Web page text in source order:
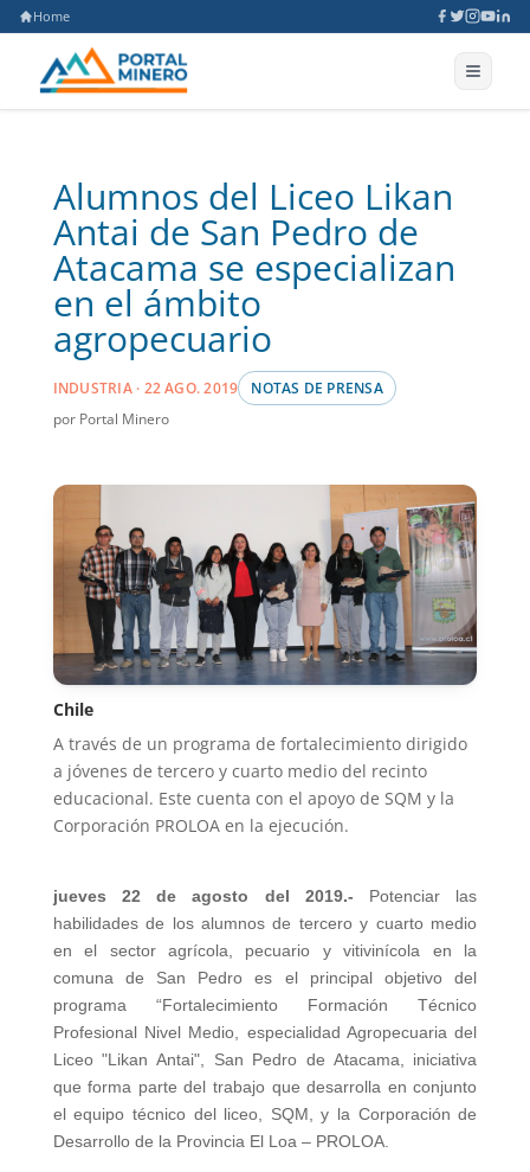
Home
Alumnos del Liceo Likan
Antai de San Pedro de
Atacama se especializan
en el ámbito
agropecuario
INDUSTRIA · 22 AGO. 2019 NOTAS DE PRENSA
por Portal Minero
Chile
A través de un programa de fortalecimiento dirigido
a jóvenes de tercero y cuarto medio del recinto
educacional. Este cuenta con el apoyo de SQM y la
Corporación PROLOA en la ejecución.
jueves 22 de agosto del 2019.- Potenciar las
habilidades de los alumnos de tercero y cuarto medio
en el sector agrícola, pecuario y vitivinícola en la
comuna de San Pedro es el principal objetivo del
programa “Fortalecimiento Formación Técnico
Profesional Nivel Medio, especialidad Agropecuaria del
Liceo "Likan Antai", San Pedro de Atacama, iniciativa
que forma parte del trabajo que desarrolla en conjunto
el equipo técnico del liceo, SQM, y la Corporación de
Desarrollo de la Provincia El Loa – PROLOA.